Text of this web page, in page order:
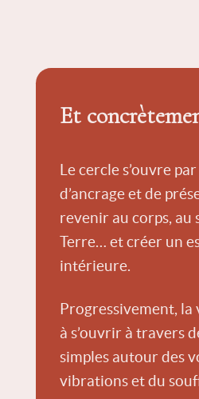
Et
Le cercle s’ouvre
d’ancrage et de
revenir au corps, au
Terre… et créer un
intérieure.
Progressivement, la
à s’ouvrir à travers
simples autour des
vibrations et du